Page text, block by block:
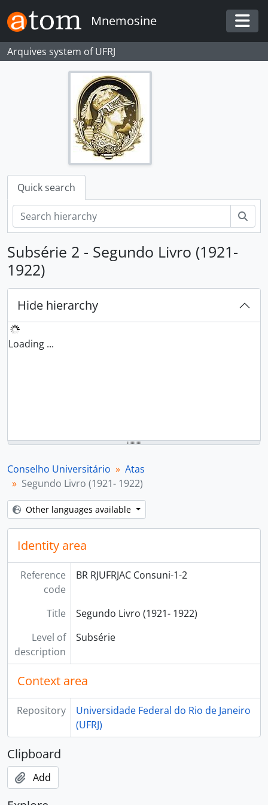
Skip to main content
Mnemosine
Arquives system of UFRJ
Quick search
Subsérie 2 - Segundo Livro (1921-
1922)
Hide hierarchy
Loading ...
Conselho Universitário
Atas
Segundo Livro (1921- 1922)
Other languages available
Identity area
Reference
code
BR RJUFRJAC Consuni-1-2
Title
Segundo Livro (1921- 1922)
Level of
description
Subsérie
Context area
Repository
Universidade Federal do Rio de Janeiro
(UFRJ)
Clipboard
Add